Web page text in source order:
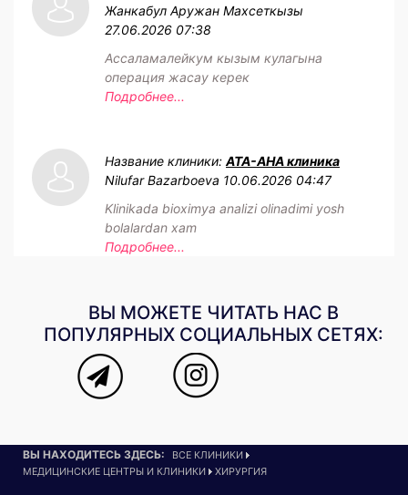
Жанкабул Аружан Махсеткызы
27.06.2026 07:38
Ассаламалейкум кызым кулагына
операция жасау керек
Подробнее...
Название клиники: АТА-АНА клиника
Nilufar Bazarboeva 10.06.2026 04:47
Klinikada bioximya analizi olinadimi yosh
bolalardan xam
Подробнее...
ВЫ МОЖЕТЕ ЧИТАТЬ НАС В
ПОПУЛЯРНЫХ СОЦИАЛЬНЫХ СЕТЯХ:
ВЫ НАХОДИТЕСЬ ЗДЕСЬ:
ВСЕ КЛИНИКИ
МЕДИЦИНСКИЕ ЦЕНТРЫ И КЛИНИКИ
ХИРУРГИЯ